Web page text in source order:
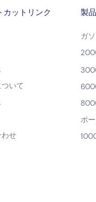
カットリンク
いて
せ
製品
ガ
ポ